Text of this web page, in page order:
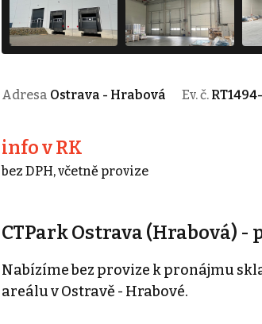
Adresa Ostrava - Hrabová Ev. č.
info v RK
bez DPH, včetně provize
CTPark Ostrava (Hrabová) -
Nabízíme bez provize k pronájmu
areálu v Ostravě - Hrabové.